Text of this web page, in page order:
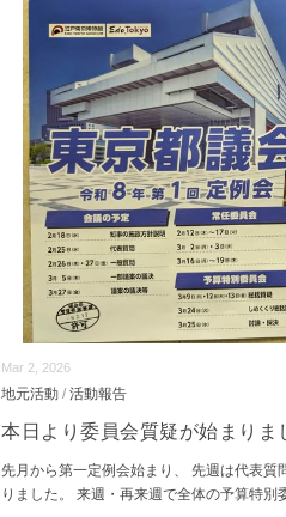
Mar 2, 2026
地元活動 /活動報告
本日より委員会質疑が始まりま
先月から第一定例会始まり、 先週は代表質
りました。 来週・再来週で全体の予算特別